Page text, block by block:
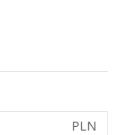
PLN